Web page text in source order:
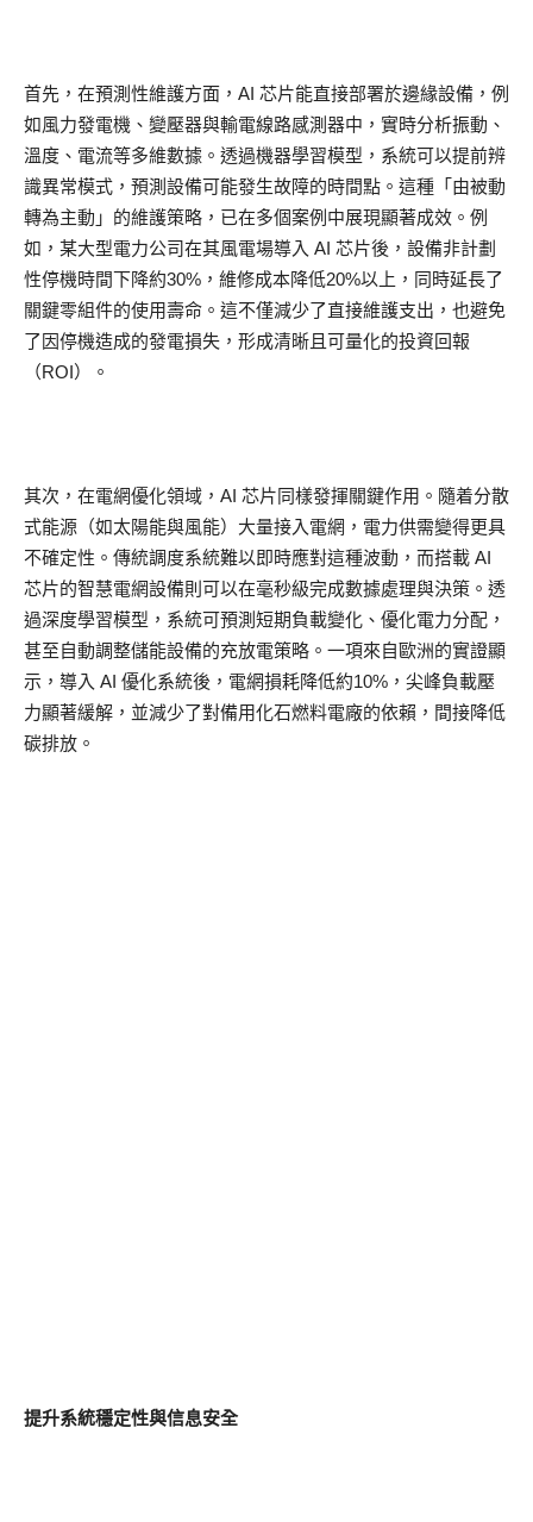
首先，在預測性維護方面，AI 芯片能直接部署於邊緣設備，例
如風力發電機、變壓器與輸電線路感測器中，實時分析振動、
溫度、電流等多維數據。透過機器學習模型，系統可以提前辨
識異常模式，預測設備可能發生故障的時間點。這種「由被動
轉為主動」的維護策略，已在多個案例中展現顯著成效。例
如，某大型電力公司在其風電場導入 AI 芯片後，設備非計劃
性停機時間下降約30%，維修成本降低20%以上，同時延長了
關鍵零組件的使用壽命。這不僅減少了直接維護支出，也避免
了因停機造成的發電損失，形成清晰且可量化的投資回報
（ROI）。
其次，在電網優化領域，AI 芯片同樣發揮關鍵作用。隨着分散
式能源（如太陽能與風能）大量接入電網，電力供需變得更具
不確定性。傳統調度系統難以即時應對這種波動，而搭載 AI
芯片的智慧電網設備則可以在毫秒級完成數據處理與決策。透
過深度學習模型，系統可預測短期負載變化、優化電力分配，
甚至自動調整儲能設備的充放電策略。一項來自歐洲的實證顯
示，導入 AI 優化系統後，電網損耗降低約10%，尖峰負載壓
力顯著緩解，並減少了對備用化石燃料電廠的依賴，間接降低
碳排放。
提升系統穩定性與信息安全